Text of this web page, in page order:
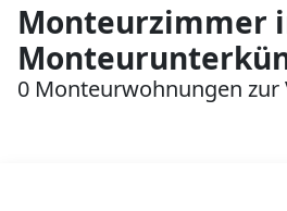
Monteurzimmer
0 Monteurwohnungen